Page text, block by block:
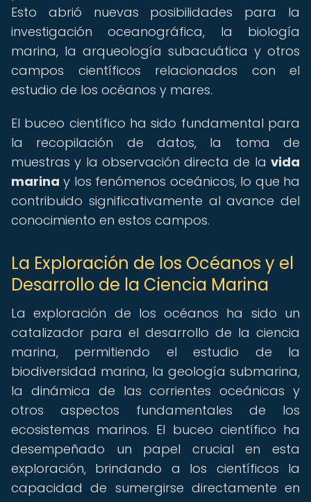
Esto abrió nuevas posibilidades para la
investigación oceanográfica, la biología
marina, la arqueología subacuática y otros
campos científicos relacionados con el
estudio de los océanos y mares.
El buceo científico ha sido fundamental para
la recopilación de datos, la toma de
muestras y la observación directa de la vida
marina y los fenómenos oceánicos, lo que ha
contribuido significativamente al avance del
conocimiento en estos campos.
La Exploración de los Océanos y el
Desarrollo de la Ciencia Marina
La exploración de los océanos ha sido un
catalizador para el desarrollo de la ciencia
marina, permitiendo el estudio de la
biodiversidad marina, la geología submarina,
la dinámica de las corrientes oceánicas y
otros aspectos fundamentales de los
ecosistemas marinos. El buceo científico ha
desempeñado un papel crucial en esta
exploración, brindando a los científicos la
capacidad de sumergirse directamente en